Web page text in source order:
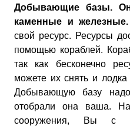
Добывающие базы.
каменные и железные.
свой ресурс. Ресурсы
помощью кораблей.
так как бесконечно
можете их снять и
Добывающую базу
отобрали она ваша.
сооружения, Вы с